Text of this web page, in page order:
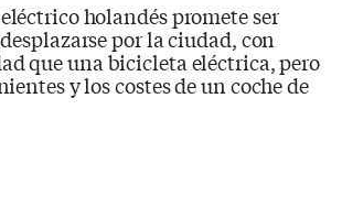
holandés promete ser
por la ciudad, con
que una bicicleta eléctrica, pero
y los costes de un coche de